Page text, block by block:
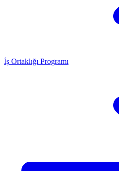
İş Ortaklığı Programı